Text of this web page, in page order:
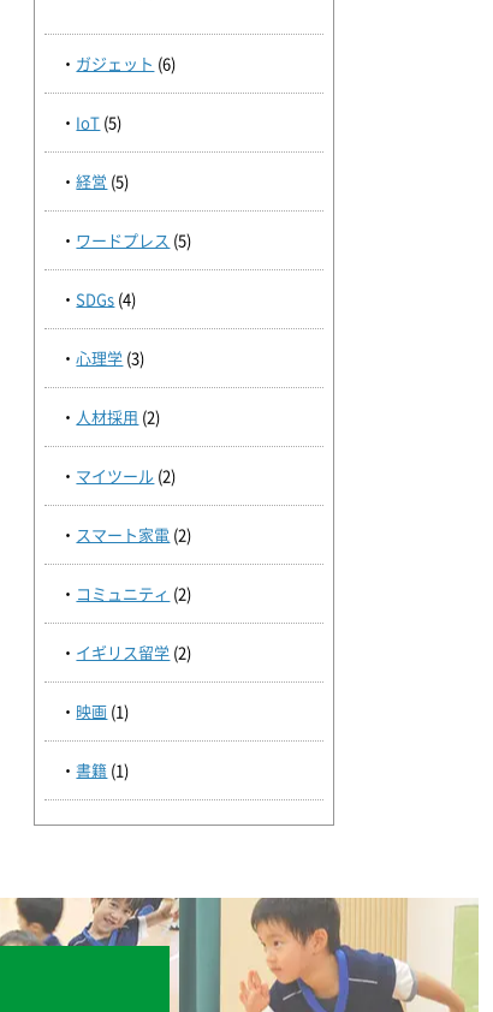
ガジェット (6)
IoT (5)
経営 (5)
ワードプレス (5)
SDGs (4)
心理学 (3)
人材採用 (2)
マイツール (2)
スマート家電 (2)
コミュニティ (2)
イギリス留学 (2)
映画 (1)
書籍 (1)